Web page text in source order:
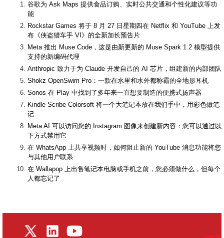
谷歌为 Ask Maps 提供食品订购、实时公共交通和个性化建议等功
能
Rockstar Games 将于 8 月 27 日星期四在 Netflix 和 YouTube 上发
布《侠盗猎车手 VI》的全新加长预告片
Meta 推出 Muse Code，这是由新更新的 Muse Spark 1.2 模型提供
支持的新编码代理
Anthropic 致力于为 Claude 开发自己的 AI 芯片，组建新的内部团队
Shokz OpenSwim Pro：一款在水里和水外都称霸的全地形耳机
Sonos 在 Play 中找到了多年来一直想要制造的便携式扬声器
Kindle Scribe Colorsoft 将一个大笔记本放在我们手中，用彩色做笔
记
Meta AI 可以访问您的 Instagram 图像来创建新内容：您可以通过以
下方式禁用它
在 WhatsApp 上共享视频时，如何阻止新的 YouTube 消息功能将您
与其他用户联系
在 Wallapop 上出售笔记本电脑或手机之前，您必须做什么，但每个
人都忘记了